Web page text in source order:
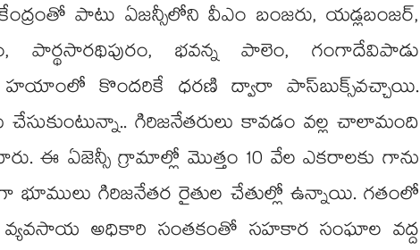
పాటు ఏజన్సీలోని వీఎం బంజరు, యడ్లబంజర్,
పార్థసారథిపురం, భవన్న పాలెం, గంగాదేవిపాడు
కొందరికే ధరణి ద్వారా పాస్‌‌బుక్స్​వచ్చాయి.
గిరిజనేతరులు కావడం వల్ల చాలామంది
ఈ ఏజెన్సీ గ్రామాల్లో మొత్తం 10 వేల ఎకరాలకు గాను
భూములు గిరిజనేతర రైతుల చేతుల్లో ఉన్నాయి. గతంలో
అధికారి సంతకంతో సహకార సంఘాల వద్ద